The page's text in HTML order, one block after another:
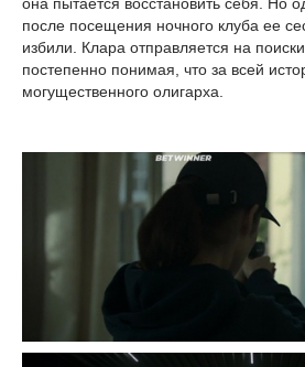
после посещения ночного клуба ее
избили. Клара отправляется на
постепенно понимая, что за всей
могущественного олигарха.